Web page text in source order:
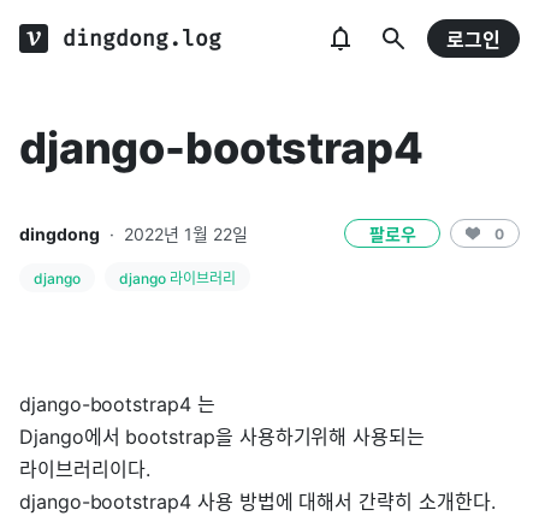
dingdong.log 로그인
django-bootstrap4
dingdong · 2022년 1월 22일 팔로우 0
django django 라이브러리
django-bootstrap4 는
Django에서 bootstrap을 사용하기위해 사용되는
라이브러리이다.
django-bootstrap4 사용 방법에 대해서 간략히 소개한다.